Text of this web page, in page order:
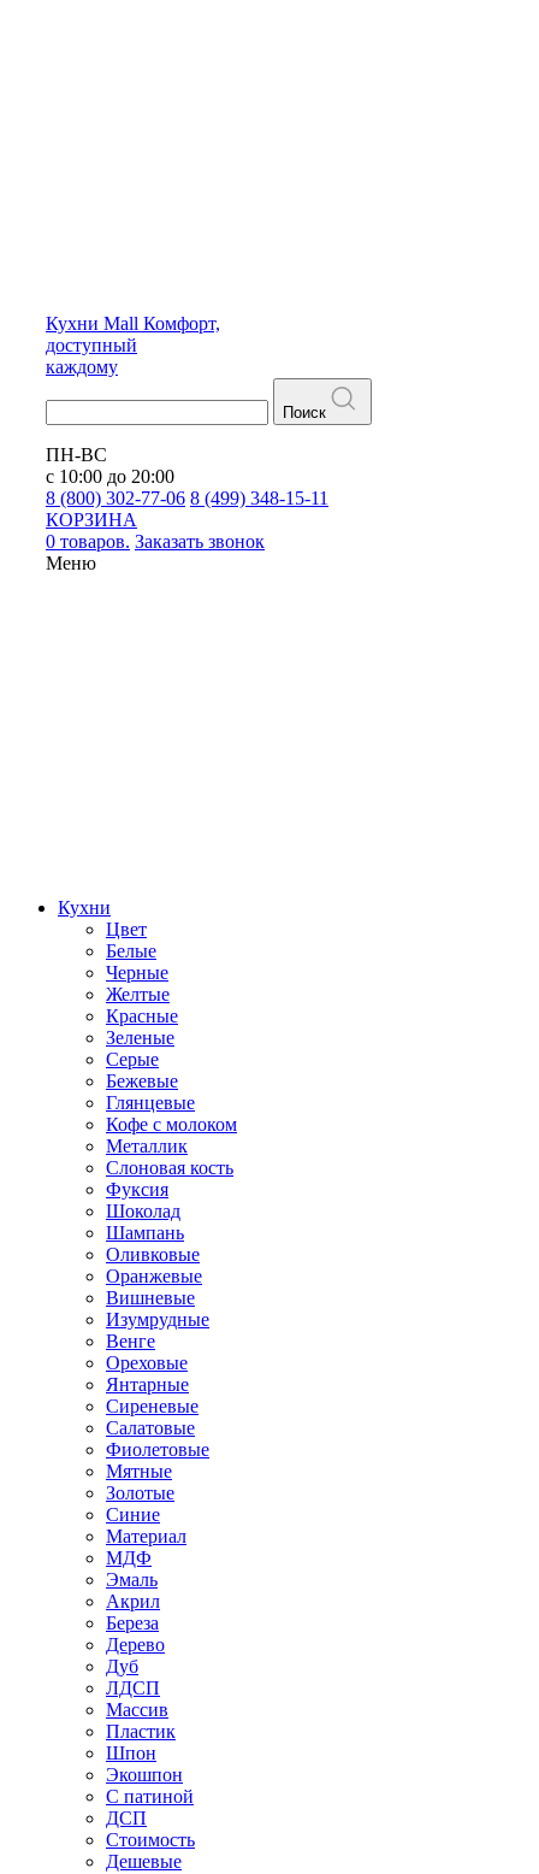
Кухни Mall Комфорт,
доступный
каждому
Поиск
ПН-ВС
с 10:00 до 20:00
8 (800) 302-77-06 8 (499) 348-15-11
КОРЗИНА
0 товаров. Заказать звонок
Меню
Кухни
Цвет
Белые
Черные
Желтые
Красные
Зеленые
Серые
Бежевые
Глянцевые
Кофе с молоком
Металлик
Слоновая кость
Фуксия
Шоколад
Шампань
Оливковые
Оранжевые
Вишневые
Изумрудные
Венге
Ореховые
Янтарные
Сиреневые
Салатовые
Фиолетовые
Мятные
Золотые
Синие
Материал
МДФ
Эмаль
Акрил
Береза
Дерево
Дуб
ЛДСП
Массив
Пластик
Шпон
Экошпон
С патиной
ДСП
Стоимость
Дешевые